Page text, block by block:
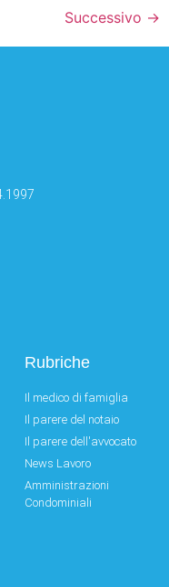
Successivo →
Rubriche
Il medico di famiglia
Il parere del notaio
Il parere dell'avvocato
News Lavoro
Amministrazioni
Condominiali